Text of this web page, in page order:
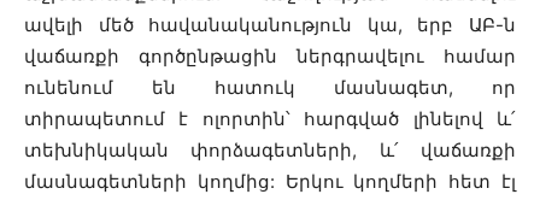
ավելի մեծ հավանականություն կա, երբ ԱԲ-ն
վաճառքի գործընթացին ներգրավելու համար
ունենում են հատուկ մասնագետ, որ
տիրապետում է ոլորտին՝ հարգված լինելով և՛
տեխնիկական փորձագետների, և՛ վաճառքի
մասնագետների կողմից: Երկու կողմերի հետ էլ